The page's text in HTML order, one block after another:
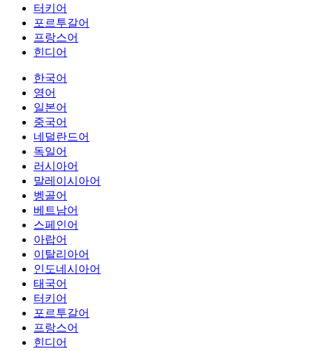
터키어
포르투갈어
프랑스어
힌디어
한국어
영어
일본어
중국어
네덜란드어
독일어
러시아어
말레이시아어
벵골어
베트남어
스페인어
아랍어
이탈리아어
인도네시아어
태국어
터키어
포르투갈어
프랑스어
힌디어